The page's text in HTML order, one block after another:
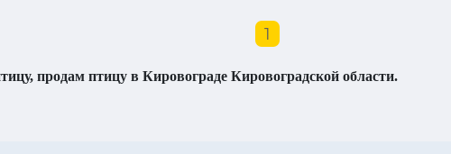
1
продам птицу в Кировограде Кировоградской области.